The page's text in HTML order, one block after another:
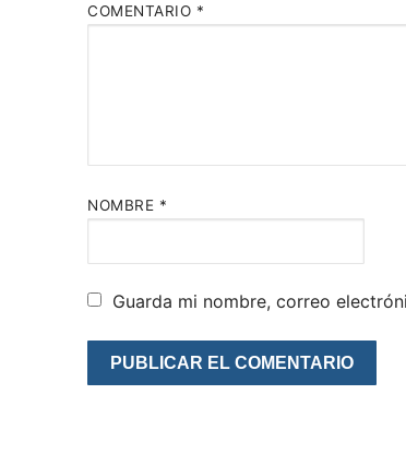
COMENTARIO *
NOMBRE *
Guarda mi nombre, correo